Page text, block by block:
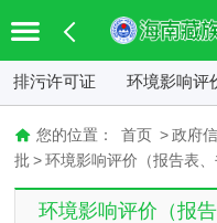
排污许可证 环境影响评
您的位置： 首页 > 政府
批 > 环境影响评价（报告表、
环境影响评价（报告